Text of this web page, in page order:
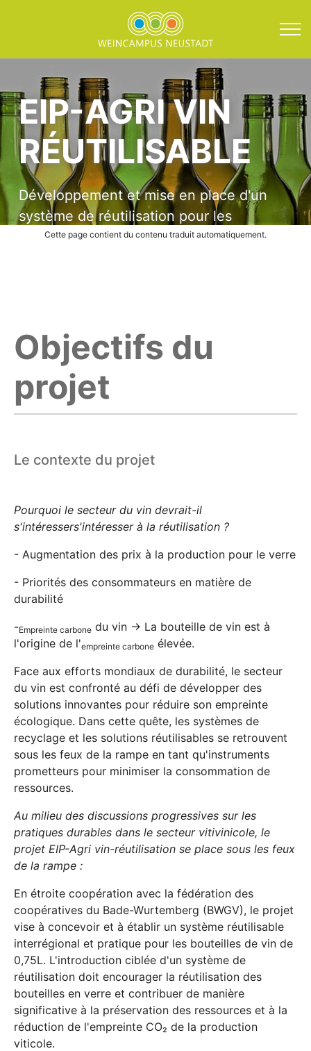
EIP-AGRI Vin
EIP-AGRI VIN
RÉUTILISABLE
Développement et mise en place d'un
système de réutilisation pour les
bouteilles de vin de 0,75L
Cette page contient du contenu traduit automatiquement.
Objectifs du
projet
Le contexte du projet
Pourquoi le secteur du vin devrait-il
s'intéressers'intéresser à la réutilisation ?
- Augmentation des prix à la production pour le verre
- Priorités des consommateurs en matière de
durabilité
-Empreinte carbone du vin -> La bouteille de vin est à
l'origine de l'empreinte carbone élevée.
Face aux efforts mondiaux de durabilité, le secteur
du vin est confronté au défi de développer des
solutions innovantes pour réduire son empreinte
écologique. Dans cette quête, les systèmes de
recyclage et les solutions réutilisables se retrouvent
sous les feux de la rampe en tant qu'instruments
prometteurs pour minimiser la consommation de
ressources.
Au milieu des discussions progressives sur les
pratiques durables dans le secteur vitivinicole, le
projet EIP-Agri vin-réutilisation se place sous les feux
de la rampe :
En étroite coopération avec la fédération des
coopératives du Bade-Wurtemberg (BWGV), le projet
vise à concevoir et à établir un système réutilisable
interrégional et pratique pour les bouteilles de vin de
0,75L. L'introduction ciblée d'un système de
réutilisation doit encourager la réutilisation des
bouteilles en verre et contribuer de manière
significative à la préservation des ressources et à la
réduction de l'empreinte CO₂ de la production
viticole.